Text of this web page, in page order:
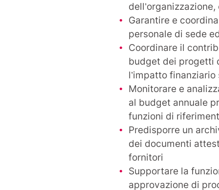
Garantire e
personale di sede
Coordinare il
budget dei progetti
l’impatto finanziario
Monitorare e
al budget annuale
funzioni di
Predisporre un
dei documenti
fornitori
Supportare la
approvazione di